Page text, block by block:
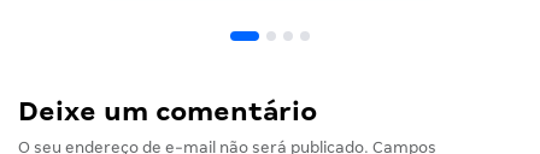
Deixe um comentário
O seu endereço de e-mail não será publicado. Campos